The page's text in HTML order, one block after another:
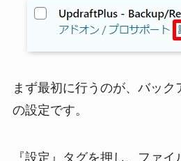
まず最初に行うのが、バッ
の設定です。
『設定』タグを押し、ファ